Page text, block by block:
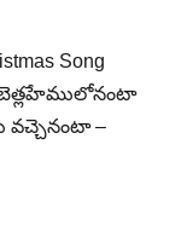
Song
వచ్చెనంటా –